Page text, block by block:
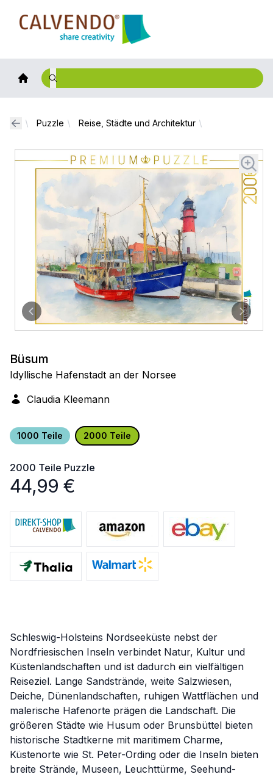
Calvendo
Puzzle Reise, Städte und Architektur
Büsum
Idyllische Hafenstadt an der Norsee
Claudia Kleemann
1000 Teile 2000 Teile
2000 Teile Puzzle
44,99 €
Schleswig-Holsteins Nordseeküste nebst der
Nordfriesischen Inseln verbindet Natur, Kultur und
Küstenlandschaften und ist dadurch ein vielfältigen
Reiseziel. Lange Sandstrände, weite Salzwiesen,
Deiche, Dünenlandschaften, ruhigen Wattflächen und
malerische Hafenorte prägen die Landschaft. Die
größeren Städte wie Husum oder Brunsbüttel bieten
historische Stadtkerne mit maritimem Charme,
Küstenorte wie St. Peter-Ording oder die Inseln bieten
breite Strände, Museen, Leuchttürme, Seehund-